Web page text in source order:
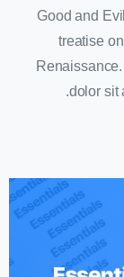
Good and
treatise
dolor sit